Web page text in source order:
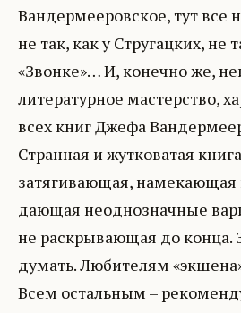
Вандермееровское, тут все
не так, как у Стругацких, не
«Звонке»… И, конечно же,
литературное мастерство,
всех книг Джефа
Странная и жутковатая
затягивающая, намекающая
дающая неоднозначные
не раскрывающая до конца.
думать. Любителям
Всем остальным –